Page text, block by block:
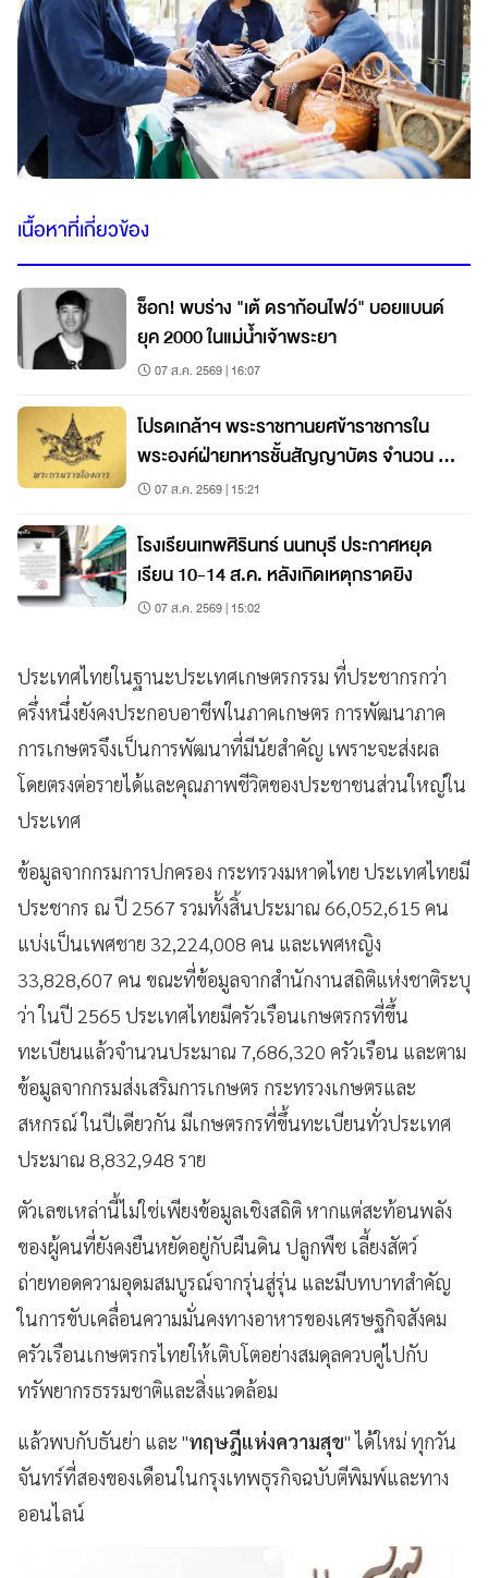
เนื้อหาที่เกี่ยวข้อง
ช็อก! พบร่าง "เต้ ดราก้อนไฟว์" บอยแบนด์
ยุค 2000 ในแม่น้ำเจ้าพระยา
07 ส.ค. 2569 | 16:07
โปรดเกล้าฯ พระราชทานยศข้าราชการใน
พระองค์ฝ่ายทหารชั้นสัญญาบัตร จำนวน 19
นาย07 ส.ค. 2569 | 15:21
โรงเรียนเทพศิรินทร์ นนทบุรี ประกาศหยุด
เรียน 10-14 ส.ค. หลังเกิดเหตุกราดยิง
07 ส.ค. 2569 | 15:02
ประเทศไทยในฐานะประเทศเกษตรกรรม ที่ประชากรกว่า
ครึ่งหนึ่งยังคงประกอบอาชีพในภาคเกษตร การพัฒนาภาค
การเกษตรจึงเป็นการพัฒนาที่มีนัยสำคัญ เพราะจะส่งผล
โดยตรงต่อรายได้และคุณภาพชีวิตของประชาชนส่วนใหญ่ใน
ประเทศ
ข้อมูลจากกรมการปกครอง กระทรวงมหาดไทย ประเทศไทยมี
ประชากร ณ ปี 2567 รวมทั้งสิ้นประมาณ 66,052,615 คน
แบ่งเป็นเพศชาย 32,224,008 คน และเพศหญิง
33,828,607 คน ขณะที่ข้อมูลจากสำนักงานสถิติแห่งชาติระบุ
ว่า ในปี 2565 ประเทศไทยมีครัวเรือนเกษตรกรที่ขึ้น
ทะเบียนแล้วจำนวนประมาณ 7,686,320 ครัวเรือน และตาม
ข้อมูลจากกรมส่งเสริมการเกษตร กระทรวงเกษตรและ
สหกรณ์ ในปีเดียวกัน มีเกษตรกรที่ขึ้นทะเบียนทั่วประเทศ
ประมาณ 8,832,948 ราย
ตัวเลขเหล่านี้ไม่ใช่เพียงข้อมูลเชิงสถิติ หากแต่สะท้อนพลัง
ของผู้คนที่ยังคงยืนหยัดอยู่กับผืนดิน ปลูกพืช เลี้ยงสัตว์
ถ่ายทอดความอุดมสมบูรณ์จากรุ่นสู่รุ่น และมีบทบาทสำคัญ
ในการขับเคลื่อนความมั่นคงทางอาหารของเศรษฐกิจสังคม
ครัวเรือนเกษตรกรไทยให้เติบโตอย่างสมดุลควบคู่ไปกับ
ทรัพยากรธรรมชาติและสิ่งแวดล้อม
แล้วพบกับธันย่า และ "ทฤษฎีแห่งความสุข" ได้ใหม่ ทุกวัน
จันทร์ที่สองของเดือนในกรุงเทพธุรกิจฉบับตีพิมพ์และทาง
ออนไลน์